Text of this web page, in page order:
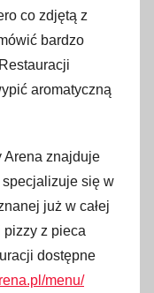
co zdjętą z
bardzo
aromatyczną
Arena znajduje
się w
już w całej
z pieca
dostępne
menu/